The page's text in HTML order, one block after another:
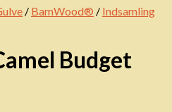
/ BamWood® / Indsamling
Budget